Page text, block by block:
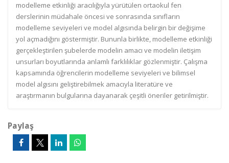
modelleme etkinliği aracılığıyla yürütülen ortaokul fen
derslerinin müdahale öncesi ve sonrasında sınıfların
modelleme seviyeleri ve model algısında belirgin bir değişime
yol açmadığını göstermiştir. Bununla birlikte, modelleme etkinliği
gerçekleştirilen şubelerde modelin amacı ve modelin iletişim
unsurları boyutlarında anlamlı farklılıklar gözlenmiştir. Çalışma
kapsamında öğrencilerin modelleme seviyeleri ve bilimsel
model algısını geliştirebilmek amacıyla literatüre ve
araştırmanın bulgularına dayanarak çeşitli öneriler getirilmiştir.
Paylaş